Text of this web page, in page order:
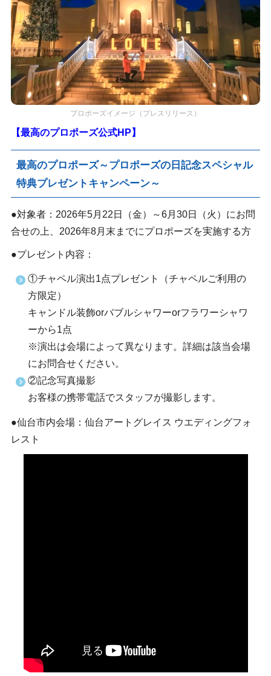
プロポーズイメージ（プレスリリース）
【最高のプロポーズ公式HP】
最高のプロポーズ～プロポーズの日記念スペシャル
特典プレゼントキャンペーン～
●対象者：2026年5月22日（金）～6月30日（火）にお問
合せの上、2026年8月末までにプロポーズを実施する方
●プレゼント内容：
①チャペル演出1点プレゼント（チャペルご利用の
方限定）
キャンドル装飾orバブルシャワーorフラワーシャワ
ーから1点
※演出は会場によって異なります。詳細は該当会場
にお問合せください。
②記念写真撮影
お客様の携帯電話でスタッフが撮影します。
●仙台市内会場：仙台アートグレイス ウエディングフォ
レスト